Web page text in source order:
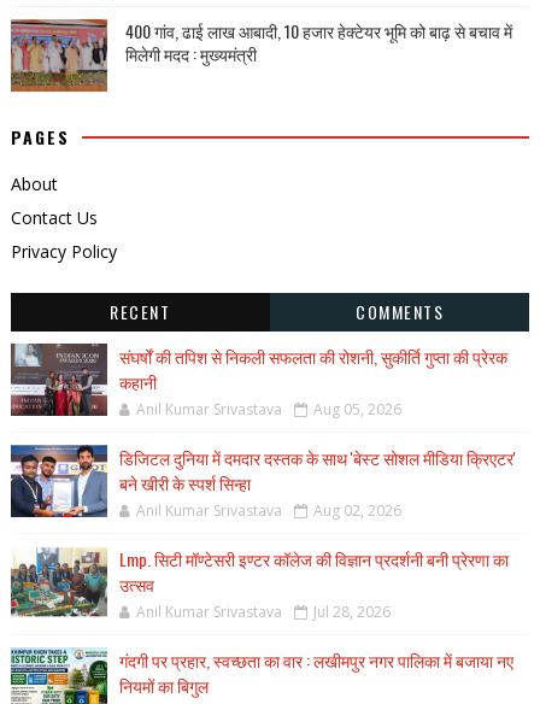
400 गांव, ढाई लाख आबादी, 10 हजार हेक्टेयर भूमि को बाढ़ से बचाव में
मिलेगी मदद : मुख्यमंत्री
PAGES
About
Contact Us
Privacy Policy
RECENT
COMMENTS
संघर्षों की तपिश से निकली सफलता की रोशनी, सुकीर्ति गुप्ता की प्रेरक
कहानी
Anil Kumar Srivastava Aug 05, 2026
डिजिटल दुनिया में दमदार दस्तक के साथ 'बेस्ट सोशल मीडिया क्रिएटर'
बने खीरी के स्पर्श सिन्हा
Anil Kumar Srivastava Aug 02, 2026
Lmp. सिटी मॉण्टेसरी इण्टर कॉलेज की विज्ञान प्रदर्शनी बनी प्रेरणा का
उत्सव
Anil Kumar Srivastava Jul 28, 2026
गंदगी पर प्रहार, स्वच्छता का वार : लखीमपुर नगर पालिका में बजाया नए
नियमों का बिगुल